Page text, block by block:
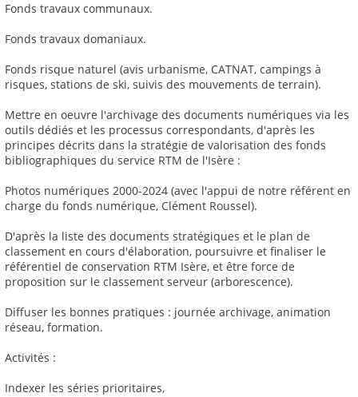
Fonds travaux communaux.
Fonds travaux domaniaux.
Fonds risque naturel (avis urbanisme, CATNAT, campings à
risques, stations de ski, suivis des mouvements de terrain).
Mettre en oeuvre l'archivage des documents numériques via les
outils dédiés et les processus correspondants, d'après les
principes décrits dans la stratégie de valorisation des fonds
bibliographiques du service RTM de l'Isère :
Photos numériques 2000-2024 (avec l'appui de notre référent en
charge du fonds numérique, Clément Roussel).
D'après la liste des documents stratégiques et le plan de
classement en cours d'élaboration, poursuivre et finaliser le
référentiel de conservation RTM Isère, et être force de
proposition sur le classement serveur (arborescence).
Diffuser les bonnes pratiques : journée archivage, animation
réseau, formation.
Activités :
Indexer les séries prioritaires,